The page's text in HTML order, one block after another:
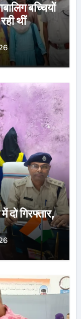
बच्चियों
थीं
दो गिरफ्तार,